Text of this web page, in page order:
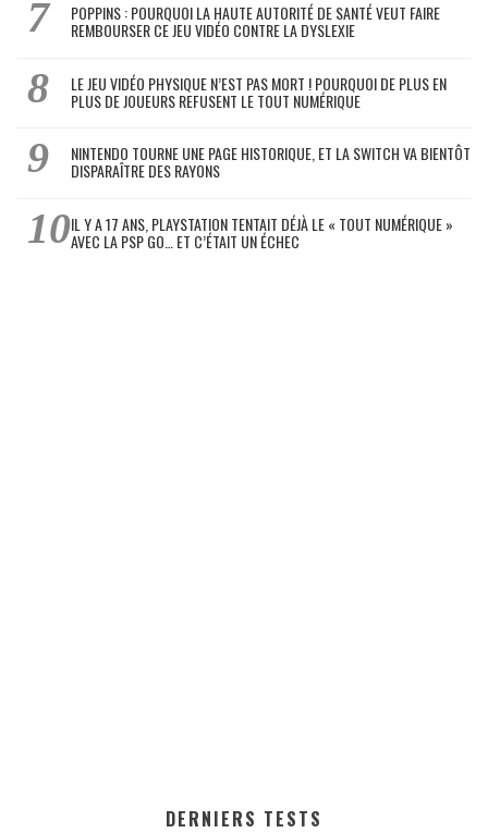
POPPINS : POURQUOI LA HAUTE AUTORITÉ DE SANTÉ VEUT FAIRE
REMBOURSER CE JEU VIDÉO CONTRE LA DYSLEXIE
LE JEU VIDÉO PHYSIQUE N’EST PAS MORT ! POURQUOI DE PLUS EN
PLUS DE JOUEURS REFUSENT LE TOUT NUMÉRIQUE
NINTENDO TOURNE UNE PAGE HISTORIQUE, ET LA SWITCH VA BIENTÔT
DISPARAÎTRE DES RAYONS
IL Y A 17 ANS, PLAYSTATION TENTAIT DÉJÀ LE « TOUT NUMÉRIQUE »
AVEC LA PSP GO… ET C’ÉTAIT UN ÉCHEC
DERNIERS TESTS